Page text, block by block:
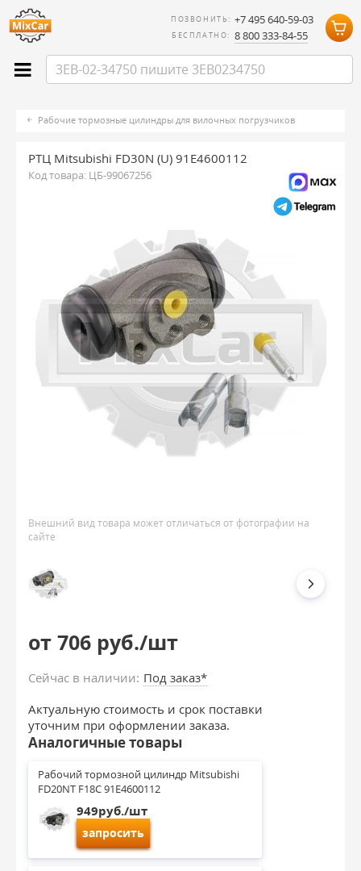
ПОЗВОНИТЬ: +7 495 640-59-03
БЕСПЛАТНО: 8 800 333-84-55
Рабочие тормозные цилиндры для вилочных погрузчиков
РТЦ Mitsubishi FD30N (U) 91E4600112
Код товара: ЦБ-99067256
Внешний вид товара может отличаться от фотографии на
сайте
от 706 руб./шт
Сейчас в наличии: Под заказ*
Актуальную стоимость и срок поставки
уточним при оформлении заказа.
Аналогичные товары
Рабочий тормозной цилиндр Mitsubishi
FD20NT F18C 91E4600112
949руб./шт
запросить